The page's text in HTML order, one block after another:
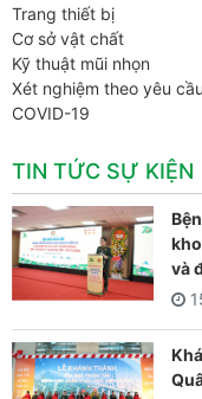
Trang thiết bị
Cơ sở vật chất
Kỹ thuật mũi nhọn
Xét nghiệm theo yêu
COVID-19
TIN TỨC SỰ KIỆN
và